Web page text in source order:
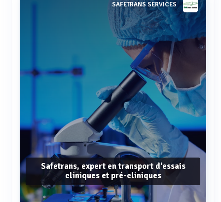
SAFETRANS SERVICES
Safetrans, expert en transport d'essais
cliniques et pré-cliniques